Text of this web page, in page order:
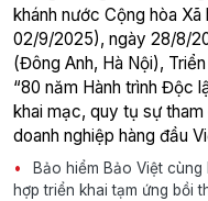
khánh nước Cộng hòa
02/9/2025), ngày 28/8/
(Đông Anh, Hà Nội),
“80 năm Hành trình Độc
khai mạc, quy tụ sự
doanh nghiệp hàng đầu
Bảo hiểm Bảo Việt
hợp triển khai tạm ứng bồi